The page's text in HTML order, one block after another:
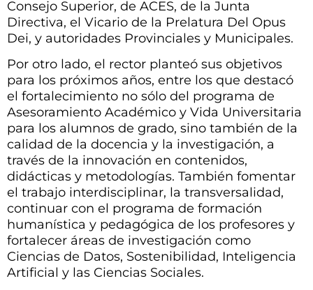
Consejo Superior, de ACES, de la Junta
Directiva, el Vicario de la Prelatura Del Opus
Dei, y autoridades Provinciales y Municipales.
Por otro lado, el rector planteó sus objetivos
para los próximos años, entre los que destacó
el fortalecimiento no sólo del programa de
Asesoramiento Académico y Vida Universitaria
para los alumnos de grado, sino también de la
calidad de la docencia y la investigación, a
través de la innovación en contenidos,
didácticas y metodologías. También fomentar
el trabajo interdisciplinar, la transversalidad,
continuar con el programa de formación
humanística y pedagógica de los profesores y
fortalecer áreas de investigación como
Ciencias de Datos, Sostenibilidad, Inteligencia
Artificial y las Ciencias Sociales.